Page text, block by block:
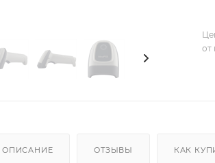
от
ОПИСАНИЕ ОТЗЫВЫ КАК